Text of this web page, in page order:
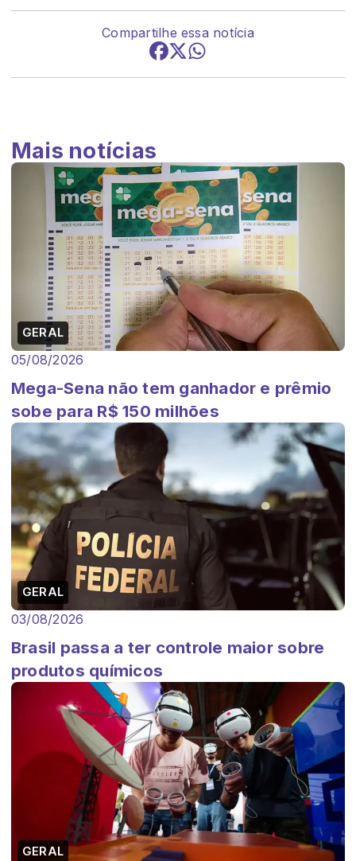
Compartilhe essa notícia
Mais notícias
GERAL
05/08/2026
Mega-Sena não tem ganhador e prêmio
sobe para R$ 150 milhões
GERAL
03/08/2026
Brasil passa a ter controle maior sobre
produtos químicos
GERAL